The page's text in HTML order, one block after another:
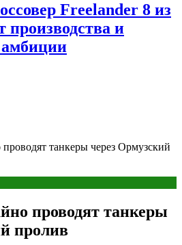
Freelander 8 из
производства и
танкеры через Ормузский
проводят танкеры
пролив